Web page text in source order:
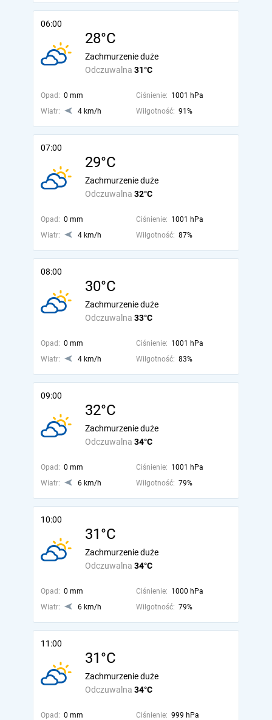
06:00
28°C
Odczuwalna 31°C
Zachmurzenie duże
Opad: 0 mm Ciśnienie: 1001 hPa
Wiatr:
4 km/h Wilgotność: 91%
07:00
29°C
Odczuwalna 32°C
Zachmurzenie duże
Opad: 0 mm Ciśnienie: 1001 hPa
Wiatr:
4 km/h Wilgotność: 87%
08:00
30°C
Odczuwalna 33°C
Zachmurzenie duże
Opad: 0 mm Ciśnienie: 1001 hPa
Wiatr:
4 km/h Wilgotność: 83%
09:00
32°C
Odczuwalna 34°C
Zachmurzenie duże
Opad: 0 mm Ciśnienie: 1001 hPa
Wiatr:
6 km/h Wilgotność: 79%
10:00
31°C
Odczuwalna 34°C
Zachmurzenie duże
Opad: 0 mm Ciśnienie: 1000 hPa
Wiatr:
6 km/h Wilgotność: 79%
11:00
31°C
Odczuwalna 34°C
Zachmurzenie duże
Opad: 0 mm Ciśnienie: 999 hPa